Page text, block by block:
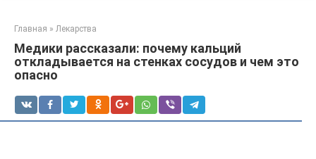
Главная » Лекарства
Медики рассказали: почему кальций
откладывается на стенках сосудов и чем это
опасно